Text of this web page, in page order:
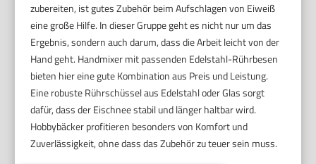
zubereiten, ist gutes Zubehör beim Aufschlagen von Eiweiß
eine große Hilfe. In dieser Gruppe geht es nicht nur um das
Ergebnis, sondern auch darum, dass die Arbeit leicht von der
Hand geht. Handmixer mit passenden Edelstahl-Rührbesen
bieten hier eine gute Kombination aus Preis und Leistung.
Eine robuste Rührschüssel aus Edelstahl oder Glas sorgt
dafür, dass der Eischnee stabil und länger haltbar wird.
Hobbybäcker profitieren besonders von Komfort und
Zuverlässigkeit, ohne dass das Zubehör zu teuer sein muss.